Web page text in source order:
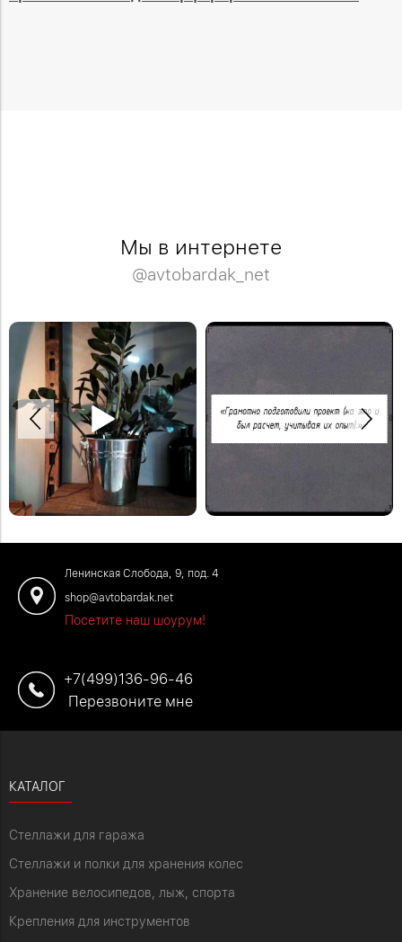
Мы в интернете
@avtobardak_net
Деревянная модульная полка в
систему стеллажей Woody.
#деревяннаямебель
Спасибо Дмитрию за отзыв!
Ленинская Слобода, 9, под. 4
shop@avtobardak.net
Посетите наш шоурум!
+7(499)136-96-46
Перезвоните мне
КАТАЛОГ
Стеллажи для гаража
Стеллажи и полки для хранения колес
Хранение велосипедов, лыж, спорта
Крепления для инструментов